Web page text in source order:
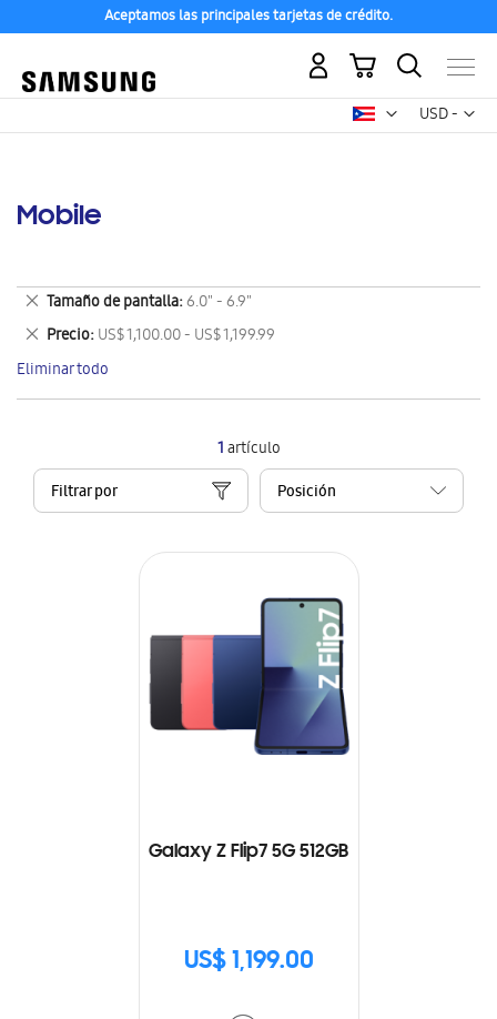
Aceptamos las principales tarjetas de crédito.
USD -
dólar
Mi carrito
Mobile
1artículo
Filtrar por
Galaxy Z Flip7 5G 512GB
US$ 1,199.00
Tamaño de pantalla 6.0" - 6.9"
Eliminar
este
artículo
Precio US$ 1,100.00 - US$ 1,199.99
Eliminar
este
artículo
Eliminar todo